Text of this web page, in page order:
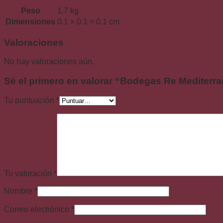
Peso
1.7 kg
Dimensiones 0.1 × 0.1 × 0.1 cm
Valoraciones
No hay valoraciones aún.
Sé el primero en valorar “Bodegas Re
Tu puntuación *
Tu valoración *
Nombre *
Correo electrónico *